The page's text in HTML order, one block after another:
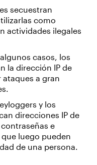
secuestran
como
actividades ilegales
casos, los
la dirección IP de
a gran
y los
direcciones IP de
e
luego pueden
de una persona.